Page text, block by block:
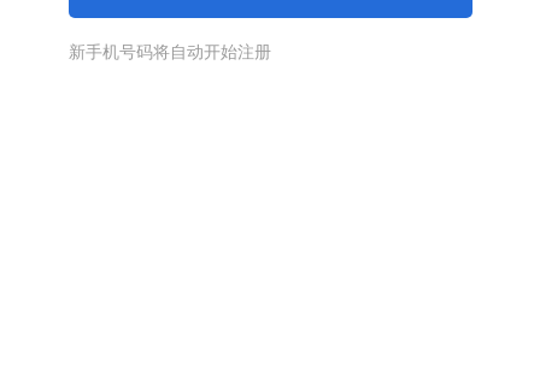
新手机号码将自动开始注册